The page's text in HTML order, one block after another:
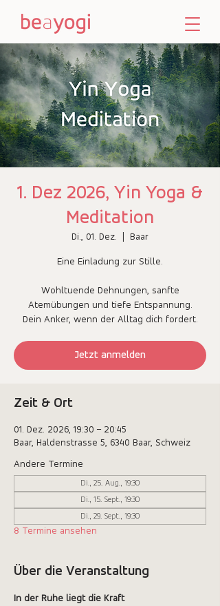
1. Dez 2026, Yin Yoga &
Meditation
Di., 01. Dez. Baar
Eine Einladung zur Stille.
Wohltuende Dehnungen, sanfte
Atemübungen und tiefe Entspannung.
Dein Anker, wenn der Alltag dich fordert.
Jetzt anmelden
Zeit & Ort
01. Dez. 2026, 19:30 – 20:45
Baar, Haldenstrasse 5, 6340 Baar, Schweiz
Andere Termine
Di., 25. Aug., 19:30
Di., 15. Sept., 19:30
Di., 29. Sept., 19:30
8 Termine ansehen
Über die Veranstaltung
In der Ruhe liegt die Kraft